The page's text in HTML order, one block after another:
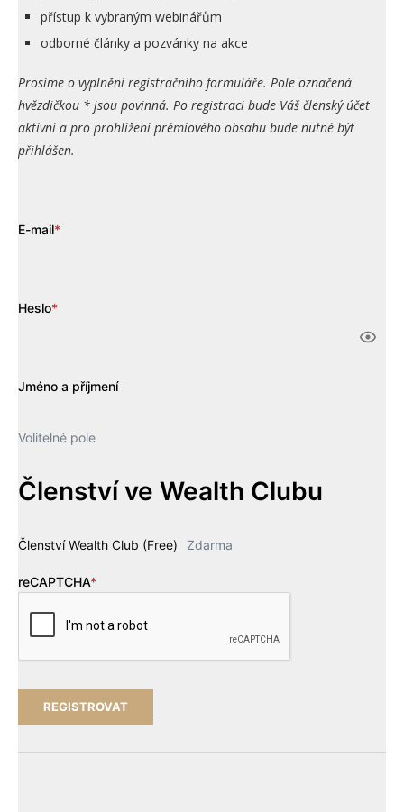
přístup k vybraným webinářům
odborné články a pozvánky na akce
Prosíme o vyplnění registračního formuláře. Pole označená
hvězdičkou * jsou povinná. Po registraci bude Váš členský účet
aktivní a pro prohlížení prémiového obsahu bude nutné být
přihlášen.
E-mail*
Heslo*
Jméno a příjmení
Volitelné pole
Členství ve Wealth Clubu
Členství Wealth Club (Free) Zdarma
reCAPTCHA*